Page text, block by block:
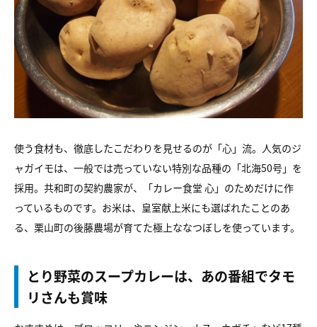
使う食材も、徹底したこだわりを見せるのが「心」流。人気のジ
ャガイモは、一般では売っていない特別な品種の「北海50号」を
採用。共和町の契約農家が、「カレー食堂 心」のためだけに作
っているものです。お米は、皇室献上米にも選ばれたことのあ
る、栗山町の後藤農場が育てた極上ななつぼしを使っています。
とり野菜のスープカレーは、あの番組でタモ
リさんも賞味